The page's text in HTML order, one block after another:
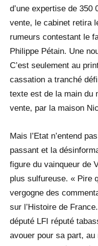
d’une expertise de
vente, le cabinet retira
rumeurs contestant le
Philippe Pétain. Une
C’est seulement au
cassation a tranché
texte est de la main du
vente, par la maison
Mais l’Etat n’entend
passant et la
figure du vainqueur de
plus sulfureuse. « Pire
vergogne des
sur l’Histoire de
député LFI réputé
avouer pour sa part, au